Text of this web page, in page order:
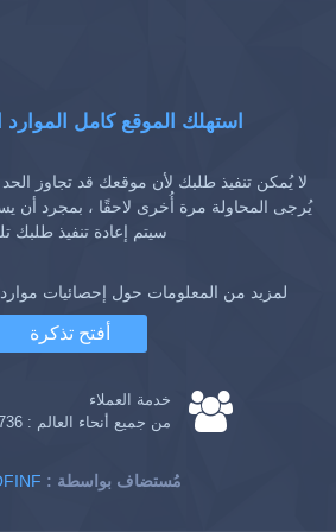
استهلك الموقع كامل
لا يُمكن تنفيذ طلبك لأن موقعك قد تجاوز
يُرجى المحاولة مرة أُخرى لاحقًا ، بمجرد أن
سيتم إعادة تنفيذ طلبك
لمزيد من المعلومات حول إحصائيات
أفتح تذكرة
خدمة العملاء
من جميع أنحاء العالم :
: مُستضاف بواسطة